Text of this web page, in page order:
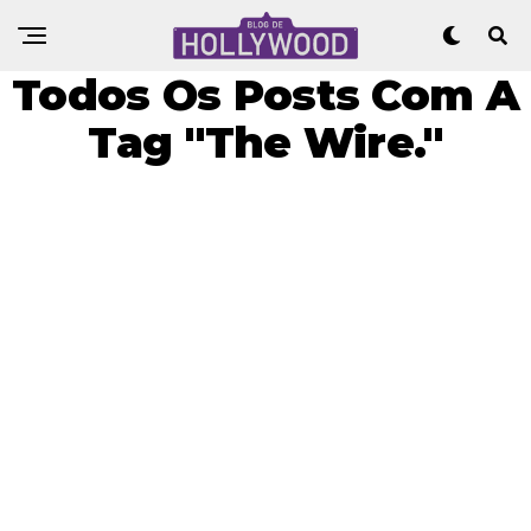
Todos Os Posts Com A
Tag "The Wire."